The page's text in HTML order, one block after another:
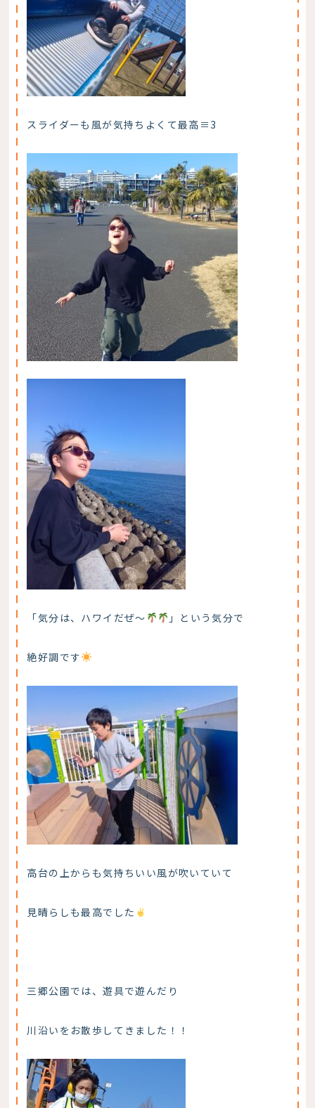
スライダーも風が気持ちよくて最高≡3
「気分は、ハワイだぜ～ 」という気分で
絶好調です
高台の上からも気持ちいい風が吹いていて
見晴らしも最高でした
三郷公園では、遊具で遊んだり
川沿いをお散歩してきました！！